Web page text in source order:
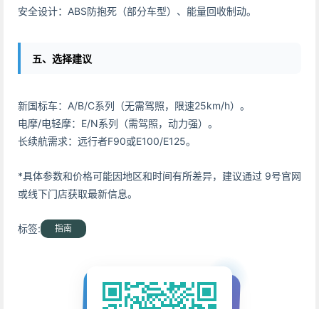
安全设计：ABS防抱死（部分车型）、能量回收制动。
五、选择建议
新国标车：A/B/C系列（无需驾照，限速25km/h）。
电摩/电轻摩：E/N系列（需驾照，动力强）。
长续航需求：远行者F90或E100/E125。
*具体参数和价格可能因地区和时间有所差异，建议通过 9号官网
或线下门店获取最新信息。
标签: 指南